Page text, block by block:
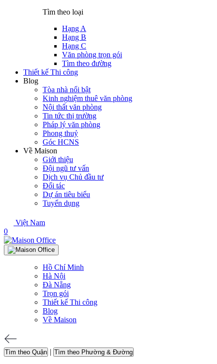
Tìm theo loại
Hạng A
Hạng B
Hạng C
Văn phòng trọn gói
Tìm theo đường
Thiết kế Thi công
Blog
Tòa nhà nổi bật
Kinh nghiệm thuê văn phòng
Nội thất văn phòng
Tin tức thị trường
Pháp lý văn phòng
Phong thuỷ
Góc HCNS
Về Maison
Giới thiệu
Đội ngũ tư vấn
Dịch vụ Chủ đầu tư
Đối tác
Dự án tiêu biểu
Tuyển dụng
Việt Nam
0
Hồ Chí Minh
Hà Nội
Đà Nẵng
Trọn gói
Thiết kế Thi công
Blog
Về Maison
Tìm theo Quận | Tìm theo Phường & Đường